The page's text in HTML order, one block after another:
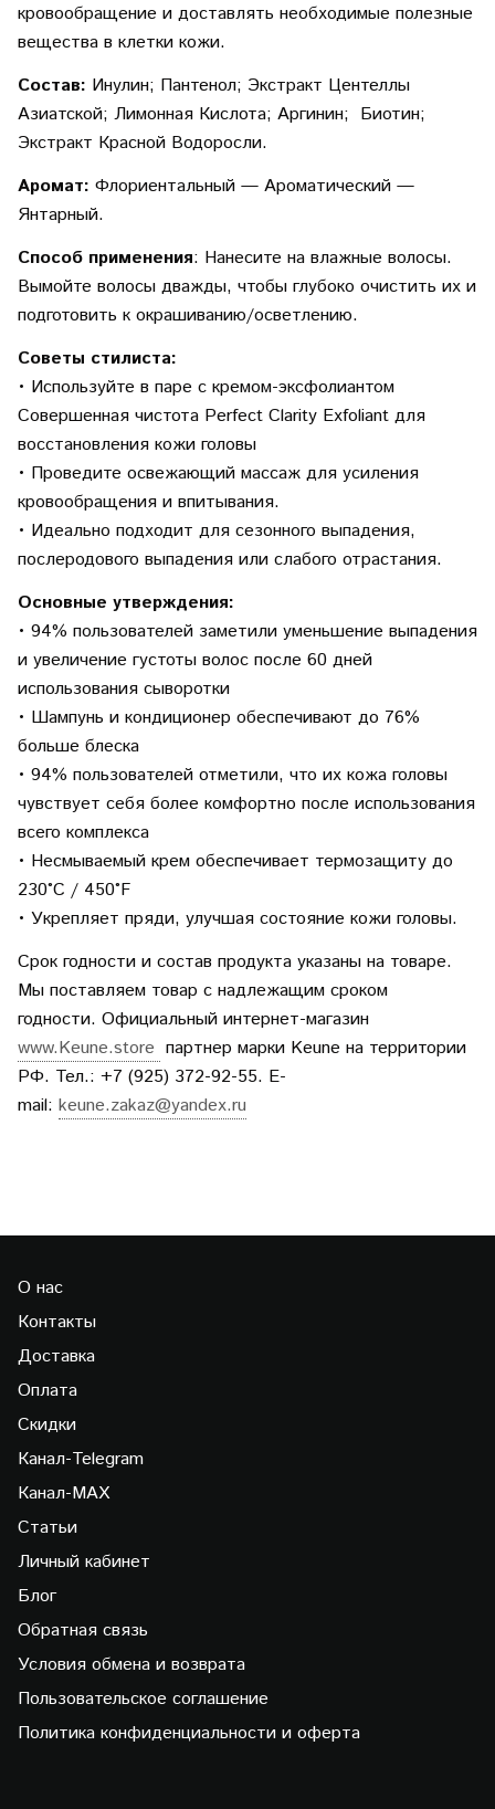
кровообращение и доставлять необходимые полезные
вещества в клетки кожи.
Состав: Инулин; Пантенол; Экстракт Центеллы
Азиатской; Лимонная Кислота; Аргинин; Биотин;
Экстракт Красной Водоросли.
Аромат: Флориентальный — Ароматический —
Янтарный.
Способ применения: Нанесите на влажные волосы.
Вымойте волосы дважды, чтобы глубоко очистить их и
подготовить к окрашиванию/осветлению.
Советы стилиста:
• Используйте в паре с кремом-эксфолиантом
Совершенная чистота Perfect Clarity Exfoliant для
восстановления кожи головы
• Проведите освежающий массаж для усиления
кровообращения и впитывания.
• Идеально подходит для сезонного выпадения,
послеродового выпадения или слабого отрастания.
Основные утверждения:
• 94% пользователей заметили уменьшение выпадения
и увеличение густоты волос после 60 дней
использования сыворотки
• Шампунь и кондиционер обеспечивают до 76%
больше блеска
• 94% пользователей отметили, что их кожа головы
чувствует себя более комфортно после использования
всего комплекса
• Несмываемый крем обеспечивает термозащиту до
230°C / 450°F
• Укрепляет пряди, улучшая состояние кожи головы.
Срок годности и состав продукта указаны на товаре.
Мы поставляем товар с надлежащим сроком
годности. Официальный интернет-магазин
www.Keune.store партнер марки Keune на территории
РФ. Тел.: +7 (925) 372-92-55. E-
mail: keune.zakaz@yandex.ru
О нас
Контакты
Доставка
Оплата
Скидки
Канал-Telegram
Канал-МAX
Статьи
Личный кабинет
Блог
Обратная связь
Условия обмена и возврата
Пользовательское соглашение
Политика конфиденциальности и оферта